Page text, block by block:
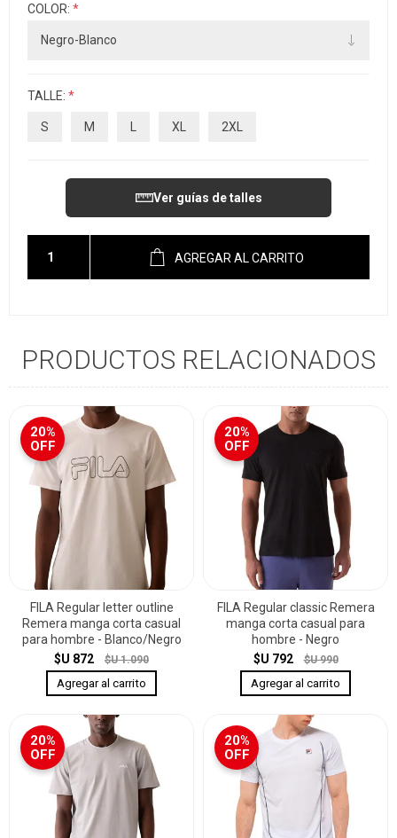
COLOR: *
TALLE: *
S M L XL 2XL
Ver guías de talles
AGREGAR AL CARRITO
PRODUCTOS RELACIONADOS
20%
OFF
FILA Regular letter outline
Remera manga corta casual
para hombre - Blanco/Negro
$U 872
$U 1.090
20%
OFF
FILA Regular classic Remera
manga corta casual para
hombre - Negro
$U 792
$U 990
20%
OFF
20%
OFF